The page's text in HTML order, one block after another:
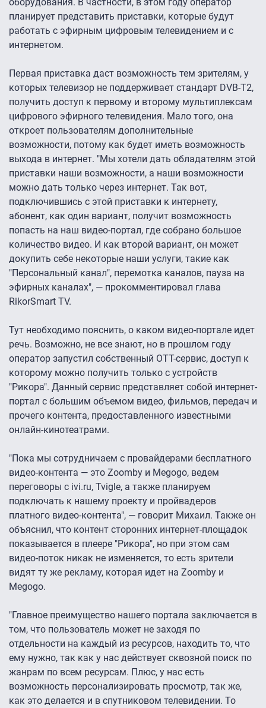
планирует представить приставки, которые будут
работать с эфирным цифровым телевидением и с
интернетом.
Первая приставка даст возможность тем зрителям, у
которых телевизор не поддерживает стандарт DVB-T2,
получить доступ к первому и второму мультиплексам
цифрового эфирного телевидения. Мало того, она
откроет пользователям дополнительные
возможности, потому как будет иметь возможность
выхода в интернет. "Мы хотели дать обладателям этой
приставки наши возможности, а наши возможности
можно дать только через интернет. Так вот,
подключившись с этой приставки к интернету,
абонент, как один вариант, получит возможность
попасть на наш видео-портал, где собрано большое
количество видео. И как второй вариант, он может
докупить себе некоторые наши услуги, такие как
"Персональный канал", перемотка каналов, пауза на
эфирных каналах", — прокомментировал глава
RikorSmart TV.
Тут необходимо пояснить, о каком видео-портале идет
речь. Возможно, не все знают, но в прошлом году
оператор запустил собственный OTT-сервис, доступ к
которому можно получить только с устройств
"Рикора". Данный сервис представляет собой интернет-
портал с большим объемом видео, фильмов, передач и
прочего контента, предоставленного известными
онлайн-кинотеатрами.
"Пока мы сотрудничаем с провайдерами бесплатного
видео-контента — это Zoomby и Megogo, ведем
переговоры с ivi.ru, Tvigle, а также планируем
подключать к нашему проекту и пройвадеров
платного видео-контента", — говорит Михаил. Также он
объяснил, что контент сторонних интернет-площадок
показывается в плеере "Рикора", но при этом сам
видео-поток никак не изменяется, то есть зрители
видят ту же рекламу, которая идет на Zoomby и
Megogo.
"Главное преимущество нашего портала заключается в
том, что пользователь может не заходя по
отдельности на каждый из ресурсов, находить то, что
ему нужно, так как у нас действует сквозной поиск по
жанрам по всем ресурсам. Плюс, у нас есть
возможность персонализировать просмотр, так же,
как это делается и в спутниковом телевидении. То